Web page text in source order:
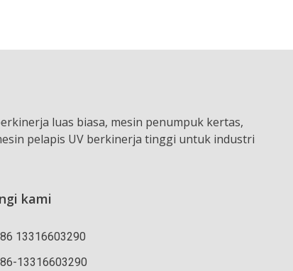
luas biasa, mesin penumpuk kertas,
pelapis UV berkinerja tinggi untuk industri
kami
13316603290
13316603290